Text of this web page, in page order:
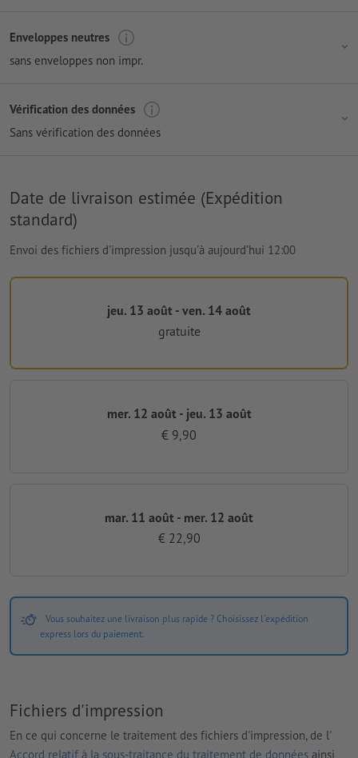
Enveloppes neutres
sans enveloppes non impr.
Vérification des données
Sans vérification des données
Date de livraison estimée (Expédition
standard)
Envoi des fichiers d'impression jusqu'à aujourd’hui 12:00
jeu. 13 août - ven. 14 août
gratuite
mer. 12 août - jeu. 13 août
€ 9,90
mar. 11 août - mer. 12 août
€ 22,90
Vous souhaitez une livraison plus rapide ? Choisissez l'expédition
express lors du paiement.
Fichiers d'impression
En ce qui concerne le traitement des fichiers d'impression, de l'
Accord relatif à la sous-traitance du traitement de données ainsi